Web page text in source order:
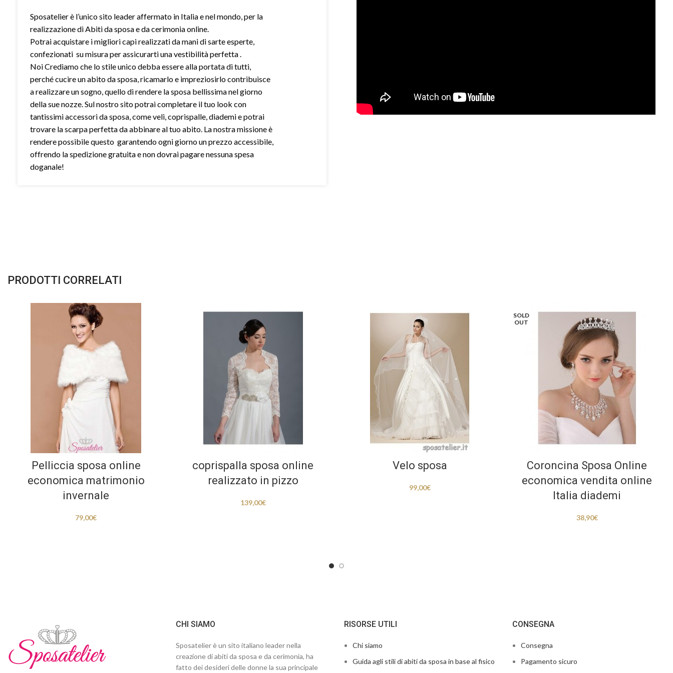
Sposatelier è l’unico sito leader affermato in Italia e nel mondo, per la
realizzazione di Abiti da sposa e da cerimonia online.
Potrai acquistare i migliori capi realizzati da mani di sarte esperte,
confezionati su misura per assicurarti una vestibilità perfetta .
Noi Crediamo che lo stile unico debba essere alla portata di tutti,
perché cucire un abito da sposa, ricamarlo e impreziosirlo contribuisce
a realizzare un sogno, quello di rendere la sposa bellissima nel giorno
della sue nozze. Sul nostro sito potrai completare il tuo look con
tantissimi accessori da sposa, come veli, coprispalle, diademi e potrai
trovare la scarpa perfetta da abbinare al tuo abito. La nostra missione è
rendere possibile questo garantendo ogni giorno un prezzo accessibile,
offrendo la spedizione gratuita e non dovrai pagare nessuna spesa
doganale!
PRODOTTI CORRELATI
Pelliccia sposa online
economica matrimonio
invernale
79,00€
coprispalla sposa online
realizzato in pizzo
139,00€
Velo sposa
99,00€
SOLD
OUT
Coroncina Sposa Online
economica vendita online
Italia diademi
38,90€
CHI SIAMO
Sposatelier è un sito italiano leader nella
creazione di abiti da sposa e da cerimonia, ha
fatto dei desideri delle donne la sua principale
RISORSE UTILI
Chi siamo
Guida agli stili di abiti da sposa in base al fisico
CONSEGNA
Consegna
Pagamento sicuro